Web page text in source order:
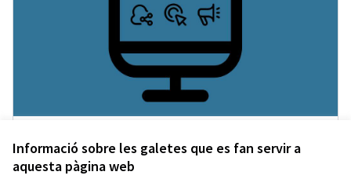
Informació sobre les galetes que es fan servir a
aquesta pàgina web
Treballem el pla estratègic del Canòdrom
2 anys
Dinamització i facilitació